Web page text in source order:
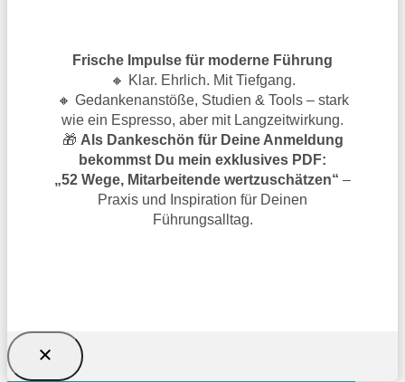
Frische Impulse für moderne Führung
🔸 Klar. Ehrlich. Mit Tiefgang.
🔸 Gedankenanstöße, Studien & Tools – stark
wie ein Espresso, aber mit Langzeitwirkung.
🎁 Als Dankeschön für Deine Anmeldung
bekommst Du mein exklusives PDF:
„52 Wege, Mitarbeitende wertzuschätzen“ –
Praxis und Inspiration für Deinen
Führungsalltag.